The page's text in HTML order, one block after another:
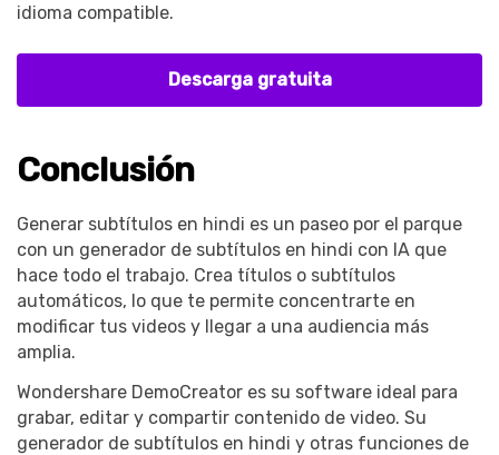
idioma compatible.
Descarga gratuita
Conclusión
Generar subtítulos en hindi es un paseo por el parque
con un generador de subtítulos en hindi con IA que
hace todo el trabajo. Crea títulos o subtítulos
automáticos, lo que te permite concentrarte en
modificar tus videos y llegar a una audiencia más
amplia.
Wondershare DemoCreator es su software ideal para
grabar, editar y compartir contenido de video. Su
generador de subtítulos en hindi y otras funciones de